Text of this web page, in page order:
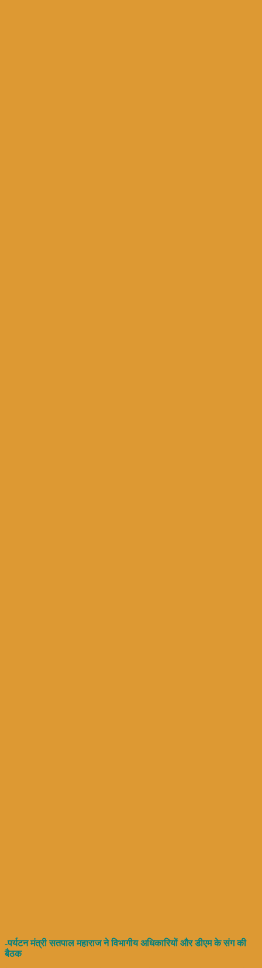
-पर्यटन मंत्री सतपाल महाराज ने विभागीय अधिकारियों और डीएम के संग की
बैठक